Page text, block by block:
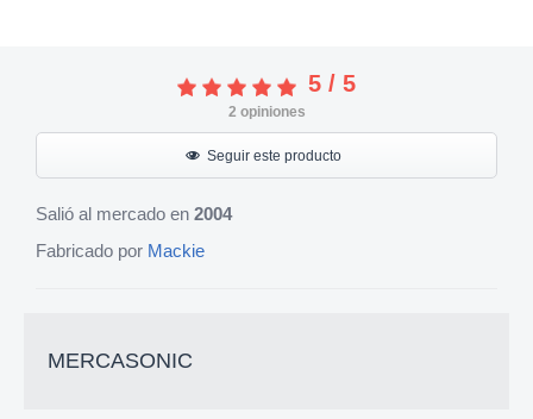
5 / 5
2 opiniones
Seguir este producto
Salió al mercado en 2004
Fabricado por Mackie
MERCASONIC